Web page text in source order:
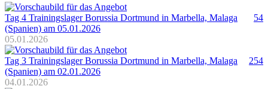
Tag 4 Trainingslager Borussia Dortmund in Marbella, Malaga
(Spanien) am 05.01.2026
05.01.2026
54
Tag 3 Trainingslager Borussia Dortmund in Marbella, Malaga
(Spanien) am 02.01.2026
04.01.2026
254